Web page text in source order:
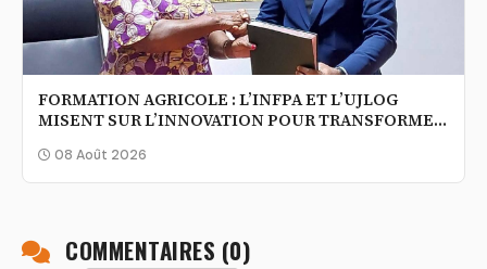
FORMATION AGRICOLE : L’INFPA ET L’UJLOG
MISENT SUR L’INNOVATION POUR TRANSFORMER
08 Août 2026
COMMENTAIRES (0)